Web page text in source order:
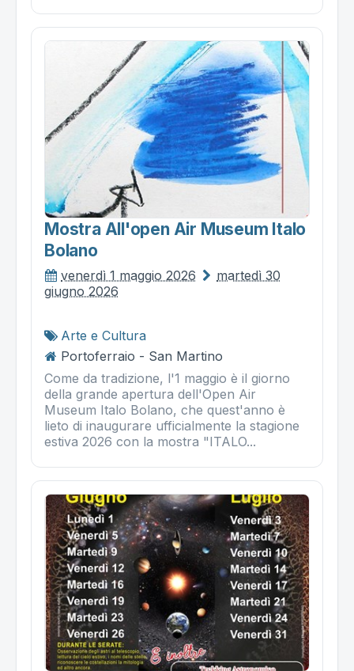
Mostra All'open Air Museum Italo
Bolano
venerdì 1 maggio 2026
martedì 30
giugno 2026
Arte e Cultura
Portoferraio - San Martino
Come da tradizione, l'1 maggio è il giorno
della grande apertura dell'Open Air
Museum Italo Bolano, che quest'anno è
lieto di inaugurare ufficialmente la stagione
estiva 2026 con la mostra "ITALO...